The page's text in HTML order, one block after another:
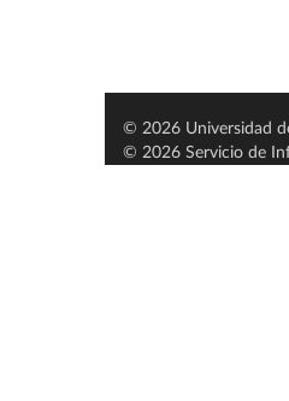
© 2026 Universidad
© 2026 Servicio de